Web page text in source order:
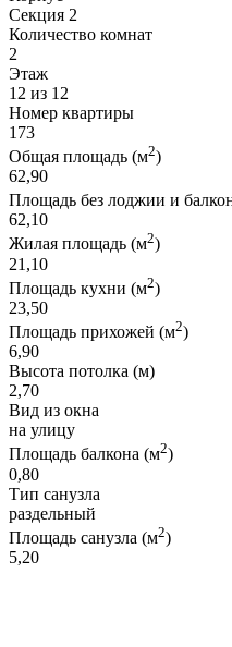
Секция 2
Количество комнат
2
Этаж
12 из 12
Номер квартиры
173
Общая площадь (м2)
62,90
Площадь без лоджии и
62,10
Жилая площадь (м2)
21,10
Площадь кухни (м2)
23,50
Площадь прихожей (м2)
6,90
Высота потолка (м)
2,70
Вид из окна
на улицу
Площадь балкона (м2)
0,80
Тип санузла
раздельный
Площадь санузла (м2)
5,20